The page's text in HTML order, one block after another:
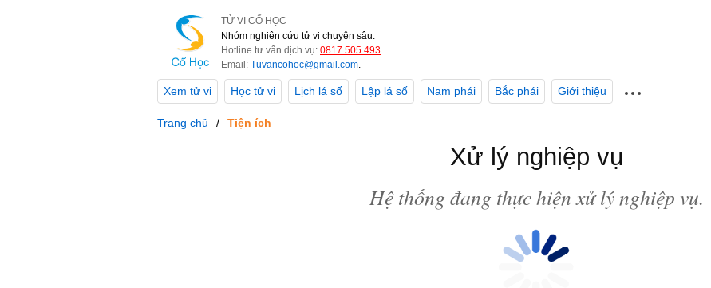
TỬ VI CỔ HỌC
Nhóm nghiên cứu tử vi chuyên sâu.
Hotline tư vấn dịch vụ: 0817.505.493.
Email: Tuvancohoc@gmail.com.
Xem tử vi Học tử vi Lịch lá số Lập lá số Nam phái Bắc phái Giới thiệu
Trang chủ Tiện ích
Xử lý nghiệp vụ
Hệ thống đang thực hiện xử lý nghiệp vụ.